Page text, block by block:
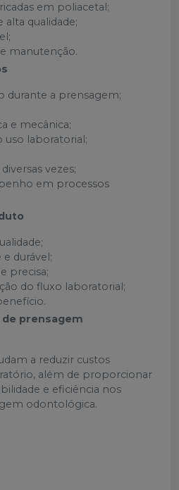
em poliacetal;
alta qualidade;
manutenção.
durante a prensagem;
e mecânica;
uso laboratorial;
vezes;
em processos
durável;
precisa;
do fluxo laboratorial;
prensagem
a reduzir custos
além de proporcionar
e eficiência nos
odontológica.